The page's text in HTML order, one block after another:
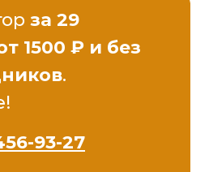
за 29
1500 ₽ и без
.
93-27